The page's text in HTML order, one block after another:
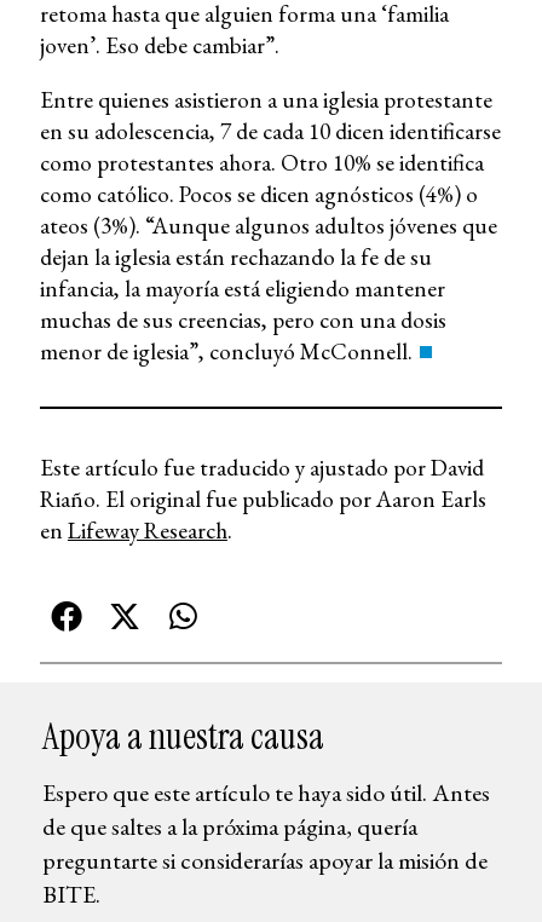
retoma hasta que alguien forma una ‘familia
joven’. Eso debe cambiar”.
Entre quienes asistieron a una iglesia protestante
en su adolescencia, 7 de cada 10 dicen identificarse
como protestantes ahora. Otro 10% se identifica
como católico. Pocos se dicen agnósticos (4%) o
ateos (3%). “Aunque algunos adultos jóvenes que
dejan la iglesia están rechazando la fe de su
infancia, la mayoría está eligiendo mantener
muchas de sus creencias, pero con una dosis
menor de iglesia”, concluyó McConnell.
Este artículo fue traducido y ajustado por David
Riaño. El original fue publicado por Aaron Earls
en Lifeway Research.
Apoya a nuestra causa
Espero que este artículo te haya sido útil. Antes
de que saltes a la próxima página, quería
preguntarte si considerarías apoyar la misión de
BITE.